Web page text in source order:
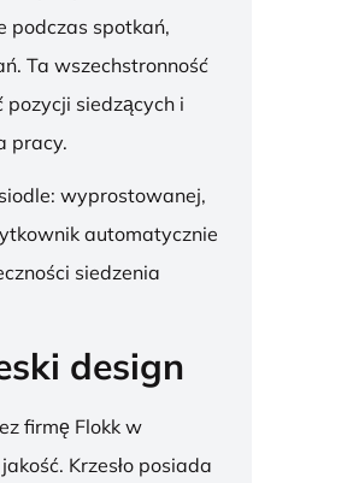
podczas spotkań,
Ta wszechstronność
siedzących i
pracy.
wyprostowanej,
automatycznie
siedzenia
design
firmę Flokk w
Krzesło posiada